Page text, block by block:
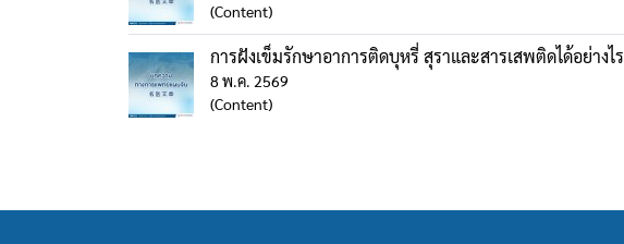
(Content)
การฝังเข็มรักษาอาการติดบุหรี่ สุราและสารเสพติดได้อย่างไร
8 พ.ค. 2569
(Content)